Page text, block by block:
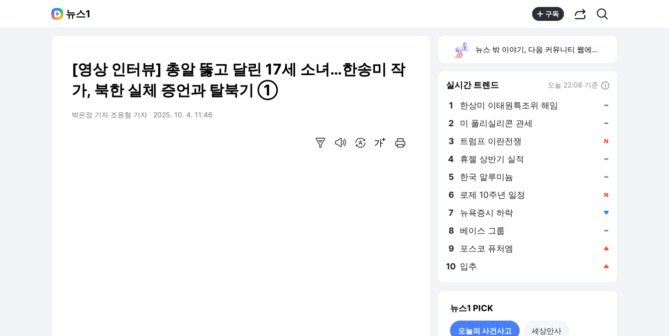
뉴스1 구독
[영상 인터뷰] 총알 뚫고 달린 17세 소녀…한송미 작
가, 북한 실체 증언과 탈북기 ①
박은정 기자 조윤형 기자 2025. 10. 4. 11:46
뉴스 밖 이야기, 다음 커뮤니티 웹에서 보기
실시간 트렌드 오늘 22:08 기준
1 한상미 이태원특조위 해임
2 미 폴리실리콘 관세
4 휴젤 상반기 실적
5 한국 알루미늄
6 로제 10주년 일정
7 뉴욕증시 하락
8 베이스 그룹
9 포스코 퓨처엠
10 입추
뉴스1 PICK
오늘의 사건사고 세상만사